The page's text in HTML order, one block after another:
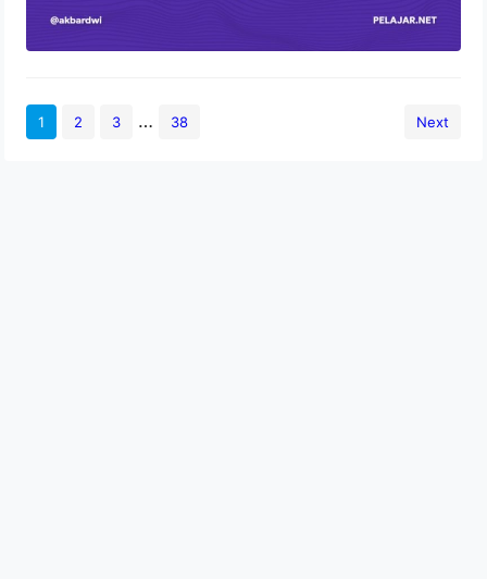
1 2 3 … 38 Next